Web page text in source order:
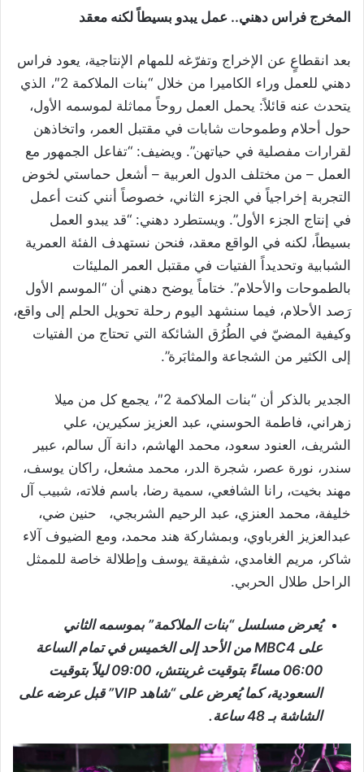
المخرج فراس دهني.. عمل يبدو بسيطاً لكنه معقد
بعد انقطاعٍ عن الإخراج وتفرّغه للمهام الإنتاجية، يعود فراس
دهني للعمل وراء الكاميرا من خلال “بنات الملاكمة 2″، الذي
يتحدث عنه قائلاً: يحمل العمل روحاً مماثلة لموسمه الأول،
حول أحلام وطموحات شابات في مقتبل العمر، واتخاذهن
لقرارات مفصلية في حياتهن”. ويضيف: “تفاعل الجمهور مع
العمل – من مختلف الدول العربية – أشعل حماستي لخوض
التجربة إخراجياً في الجزء الثاني، خصوصاً أنني كنت أعمل
في إنتاج الجزء الأول”. ويستطرد دهني: “قد يبدو العمل
بسيطاً، لكنه في الواقع معقد، فنحن نستهدف الفئة العمرية
الشبابية وتحديداً الفتيات في مقتبل العمر المليئات
بالطموحات والأحلام”. ختاماً يوضح دهني أن “الموسم الأول
رَصد الأحلام، فيما سنشهد اليوم رحلة تحويل الحلم إلى واقع،
وكيفية المضيّ في الطُرُق الشائكة التي تحتاج من الفتيات
إلى الكثير من الشجاعة والمثابَرة”.
الجدير بالذكر أن “بنات الملاكمة 2″، يجمع كل من ميلا
زهراني، فاطمة الحوسني، عبد العزيز سكيرين، علي
الشريف، العنود سعود، محمد الهاشم، دانة آل سالم، عبير
سندر، نورة عصر، شجرة الدر، محمد مشعل، راكان يوسف،
مهند بخيت، رانا الشافعي، سمية رضا، باسم فلاته، شبيب آل
خليفة، محمد العنزي، عبد الرحيم الشربجي، حنين ضي،
عبدالعزيز الغرباوي، وبمشاركة هند محمد، ومع الضيوف آلاء
شاكر، مريم الغامدي، شفيقة يوسف وإطلالة خاصة للممثل
الراحل طلال الحربي.
يُعرض مسلسل “بنات الملاكمة” بموسمه الثاني
على MBC4 من الأحد إلى الخميس في تمام الساعة
06:00 مساءً بتوقيت غرينتش، 09:00 ليلاً بتوقيت
السعودية، كما يُعرض على “شاهد VIP” قبل عرضه على
الشاشة بـ 48 ساعة.